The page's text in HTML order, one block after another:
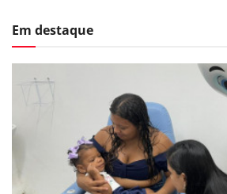
Em destaque